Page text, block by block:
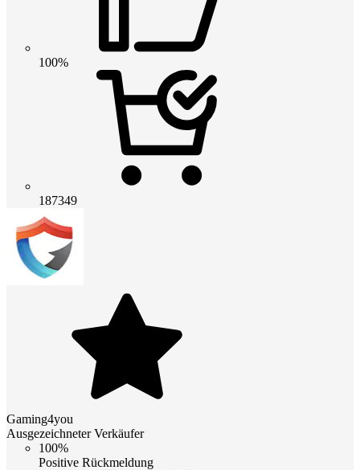
100%
187349
Gaming4you
Ausgezeichneter Verkäufer
100%
Positive Rückmeldung